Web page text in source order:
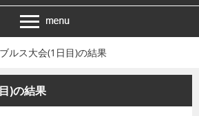
ルス大会(1日目)の結果
)の結果